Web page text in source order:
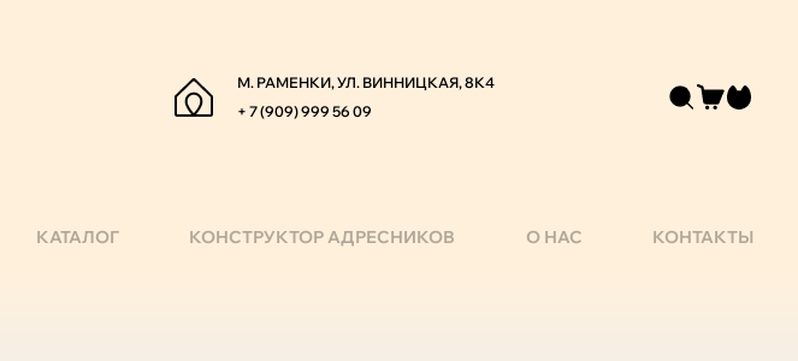
М. РАМЕНКИ, УЛ. ВИННИЦКАЯ, 8К4
+ 7 (909) 999 56 09
КАТАЛОГ КОНСТРУКТОР АДРЕСНИКОВ О НАС КОНТАКТЫ